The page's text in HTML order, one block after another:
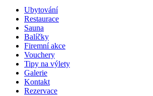
Ubytování
Restaurace
Sauna
Balíčky
Firemní akce
Vouchery
Tipy na výlety
Galerie
Kontakt
Rezervace